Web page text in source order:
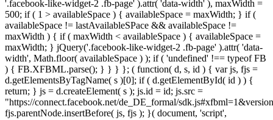
'.facebook-like-widget-2 .fb-page' ).attr( 'data-width' ), maxWidth =
500; if ( 1 > availableSpace ) { availableSpace = maxWidth; } if (
availableSpace != lastAvailableSPace && availableSpace !=
maxWidth ) { if ( maxWidth < availableSpace ) { availableSpace =
maxWidth; } jQuery('.facebook-like-widget-2 .fb-page' ).attr( 'data-
width', Math.floor( availableSpace ) ); if ( 'undefined' !== typeof FB
) { FB.XFBML.parse(); } } } }; ( function( d, s, id ) { var js, fjs =
d.getElementsByTagName( s )[0]; if ( d.getElementById( id ) ) {
return; } js = d.createElement( s ); js.id = id; js.src =
"https://connect.facebook.net/de_DE_formal/
fjs.parentNode.insertBefore( js, fjs ); }( document, 'script',